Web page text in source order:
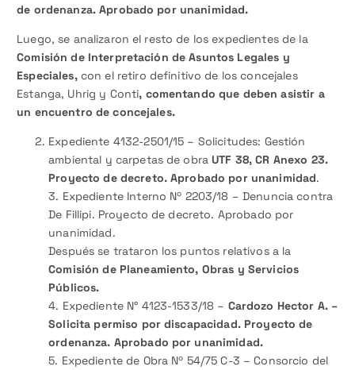
de ordenanza. Aprobado por unanimidad.
Luego, se analizaron el resto de los expedientes de la
Comisión de Interpretación de Asuntos Legales y
Especiales,con el retiro definitivo de los concejales
Estanga, Uhrig y Conti, comentando que deben asistir a
un encuentro de concejales.
Expediente 4132-2501/15 – Solicitudes: Gestión
ambiental y carpetas de obra UTF 38, CR Anexo 23.
Proyecto de decreto. Aprobado por unanimidad.
3. Expediente Interno Nº 2203/18 – Denuncia contra
De Fillipi. Proyecto de decreto. Aprobado por
unanimidad.
Después se trataron los puntos relativos a la
Comisión de Planeamiento, Obras y Servicios
Públicos.
4. Expediente N° 4123-1533/18 – Cardozo Hector A. –
Solicita permiso por discapacidad. Proyecto de
ordenanza. Aprobado por unanimidad.
5. Expediente de Obra Nº 54/75 C-3 – Consorcio del